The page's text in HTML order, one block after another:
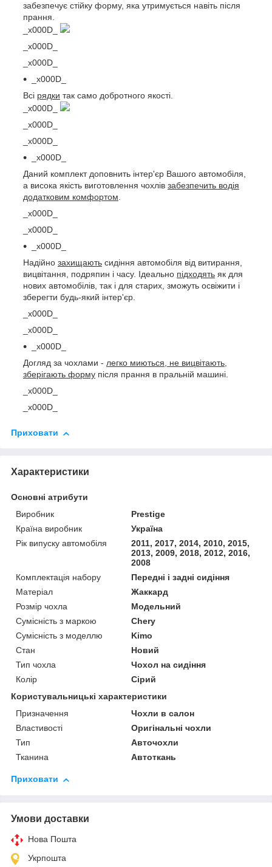
забезпечує стійку форму, яка утримується навіть після
прання.
_x000D_
_x000D_
_x000D_
_x000D_
Всі рядки так само добротного якості.
_x000D_
_x000D_
_x000D_
_x000D_
Даний комплект доповнить інтер'єр Вашого автомобіля,
а висока якість виготовлення чохлів забезпечить водія
додатковим комфортом
_x000D_
_x000D_
_x000D_
Надійно захищають сидіння автомобіля від витирання,
вицвітання, подряпин і часу. Ідеально підходять як для
нових автомобілів, так і для старих, зможуть освіжити і
зберегти будь-який інтер'єр.
_x000D_
_x000D_
_x000D_
Догляд за чохлами - легко миються, не вицвітають,
зберігають форму після прання в пральній машині.
_x000D_
_x000D_
Приховати
Характеристики
Основні атрибути
Виробник
Prestige
Країна виробник
Україна
Рік випуску автомобіля
2011, 2017, 2014, 2010, 2015,
2013, 2009, 2018, 2012, 2016,
2008
Комплектація набору
Передні і задні сидіння
Матеріал
Жаккард
Розмір чохла
Модельний
Сумісність з маркою
Chery
Сумісність з моделлю
Kimo
Стан
Новий
Тип чохла
Чохол на сидіння
Колір
Сірий
Користувальницькі характеристики
Призначення
Чохли в салон
Властивості
Оригінальні чохли
Тип
Авточохли
Тканина
Автоткань
Приховати
Умови доставки
Нова Пошта
Укрпошта